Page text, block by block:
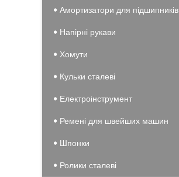
Амортизатори для підшипників
Напірні рукави
Хомути
Кульки сталеві
Електроінструмент
Ремені для швейших машин
Шпонки
Ролики сталеві